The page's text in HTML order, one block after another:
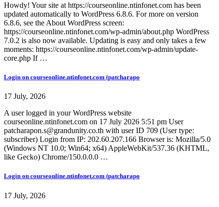
Howdy! Your site at https://courseonline.ntinfonet.com has been
updated automatically to WordPress 6.8.6. For more on version
6.8.6, see the About WordPress screen:
https://courseonline.ntinfonet.com/wp-admin/about.php WordPress
7.0.2 is also now available. Updating is easy and only takes a few
moments: https://courseonline.ntinfonet.com/wp-admin/update-
core.php If …
Login on courseonline.ntinfonet.com (patcharapo
17 July, 2026
A user logged in your WordPress website
courseonline.ntinfonet.com on 17 July 2026 5:51 pm User
patcharapon.s@grandunity.co.th with user ID 709 (User type:
subscriber) Login from IP: 202.60.207.166 Browser is: Mozilla/5.0
(Windows NT 10.0; Win64; x64) AppleWebKit/537.36 (KHTML,
like Gecko) Chrome/150.0.0.0 …
Login on courseonline.ntinfonet.com (patcharapo
17 July, 2026